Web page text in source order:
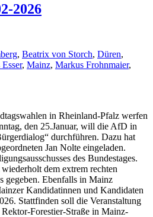
2026
, Beatrix von Storch, Düren,
, Mainz, Markus Frohnmaier,
in Rheinland-Pfalz werfen
den 25.Januar, will die AfD in
durchführen. Dazu hat
Jan Nolte eingeladen.
des Bundestages.
dem extrem rechten
gegeben. Ebenfalls in Mainz
Kandidatinnen und Kandidaten
Stattfinden soll die Veranstaltung
Forestier-Straße in Mainz-